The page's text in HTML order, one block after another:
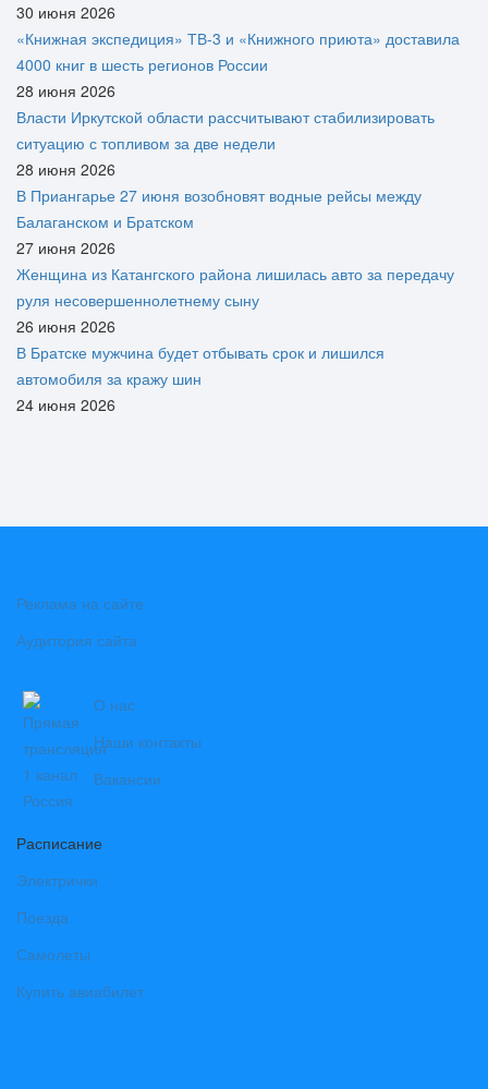
30 июня 2026
«Книжная экспедиция» ТВ-3 и «Книжного приюта» доставила
4000 книг в шесть регионов России
28 июня 2026
Власти Иркутской области рассчитывают стабилизировать
ситуацию с топливом за две недели
28 июня 2026
В Приангарье 27 июня возобновят водные рейсы между
Балаганском и Братском
27 июня 2026
Женщина из Катангского района лишилась авто за передачу
руля несовершеннолетнему сыну
26 июня 2026
В Братске мужчина будет отбывать срок и лишился
автомобиля за кражу шин
24 июня 2026
Реклама на сайте
Аудитория сайта
О нас
Наши контакты
Вакансии
Расписание
Электрички
Поезда
Самолеты
Купить авиабилет